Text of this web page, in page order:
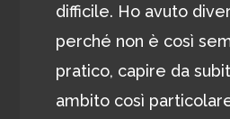
difficile. Ho avuto
perché non è così
pratico, capire da
ambito così